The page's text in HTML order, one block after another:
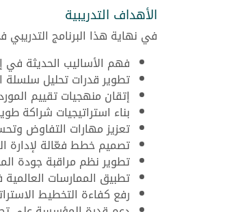
الأهداف التدريبية
في نهاية هذا البرنامج التدريبي
فهم الأساليب الحديثة في
تطوير قدرات تحليل سلسلة
إتقان منهجيات تقييم
بناء استراتيجيات شراكة
تعزيز مهارات التفاوض
تصميم خطط فعّالة لإدارة
تطوير نظم مراقبة جودة
تطبيق الممارسات العالمية
رفع كفاءة التخطيط